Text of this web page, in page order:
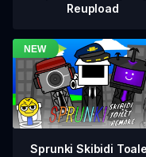
Reupload
Sprunki Skibidi